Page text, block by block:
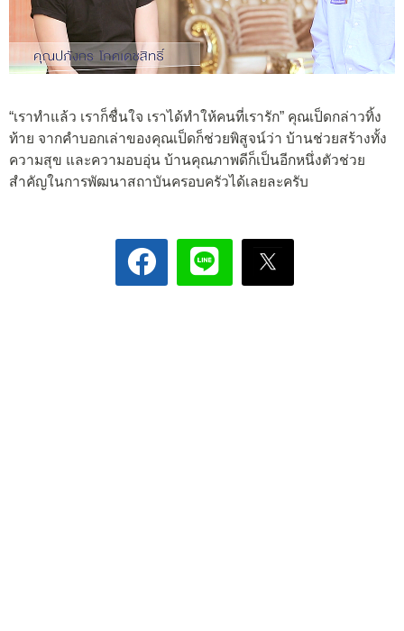
“เราทำแล้ว เราก็ชื่นใจ เราได้ทำให้คนที่เรารัก” คุณเป็ดกล่าวทิ้ง
ท้าย จากคำบอกเล่าของคุณเป็ดก็ช่วยพิสูจน์ว่า บ้านช่วยสร้างทั้ง
ความสุข และความอบอุ่น บ้านคุณภาพดีก็เป็นอีกหนึ่งตัวช่วย
สำคัญในการพัฒนาสถาบันครอบครัวได้เลยละครับ